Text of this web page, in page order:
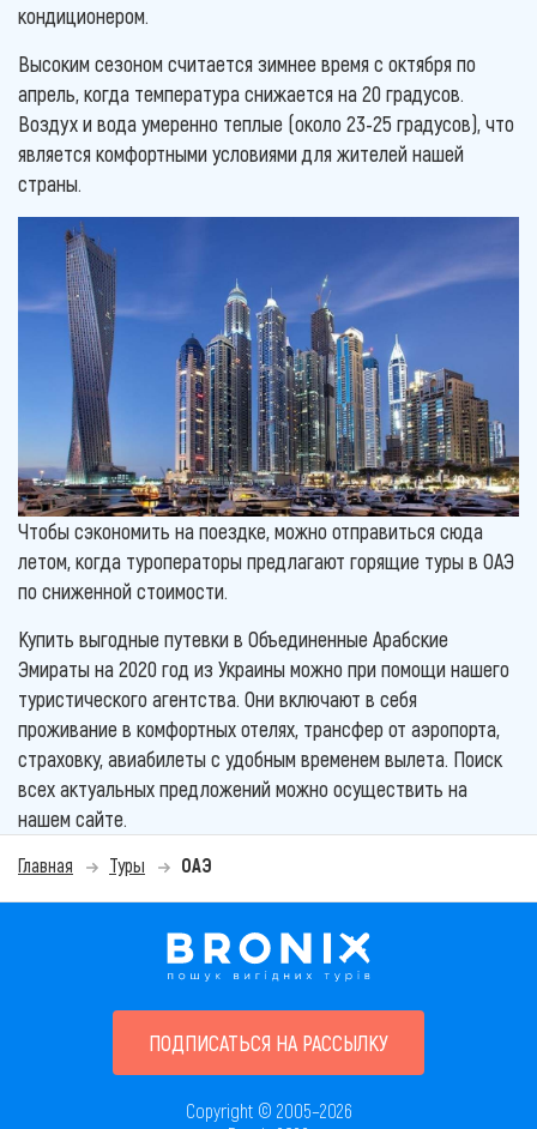
кондиционером.
Высоким сезоном считается зимнее время с октября по
апрель, когда температура снижается на 20 градусов.
Воздух и вода умеренно теплые (около 23-25 градусов), что
является комфортными условиями для жителей нашей
страны.
Чтобы сэкономить на поездке, можно отправиться сюда
летом, когда туроператоры предлагают горящие туры в ОАЭ
по сниженной стоимости.
Купить выгодные путевки в Объединенные Арабские
Эмираты на 2020 год из Украины можно при помощи нашего
туристического агентства. Они включают в себя
проживание в комфортных отелях, трансфер от аэропорта,
страховку, авиабилеты с удобным временем вылета. Поиск
всех актуальных предложений можно осуществить на
нашем сайте.
Главная Туры ОАЭ
ПОДПИСАТЬСЯ НА РАССЫЛКУ
Copyright © 2005–2026